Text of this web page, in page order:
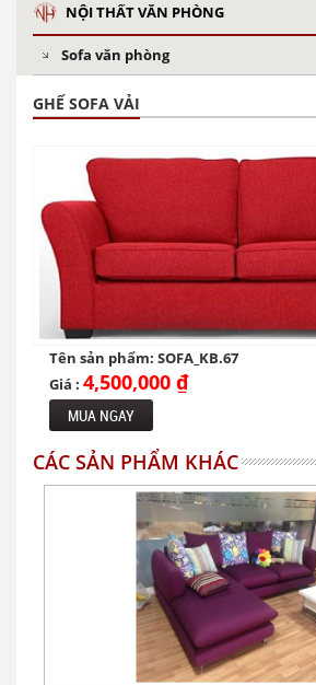
NỘI THẤT VĂN PHÒNG
Sofa văn phòng
GHẾ SOFA VẢI
Tên sản phẩm: SOFA_KB.67
Giá : 4,500,000 ₫
MUA NGAY
CÁC SẢN PHẨM KHÁC